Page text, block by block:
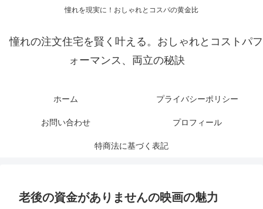
憧れを現実に！おしゃれとコスパの黄金比
憧れの注文住宅を賢く叶える。おしゃれとコストパフ
ォーマンス、両立の秘訣
ホーム プライバシーポリシー
お問い合わせ プロフィール
特商法に基づく表記
老後の資金がありませんの映画の魅力